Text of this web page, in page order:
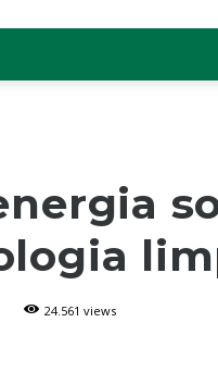
24.561 views